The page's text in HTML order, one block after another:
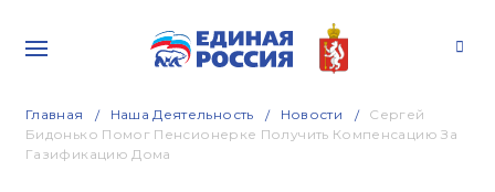
Главная Наша Деятельность Новости
Сергей
Бидонько Помог Пенсионерке Получить Компенсацию За
Газификацию Дома